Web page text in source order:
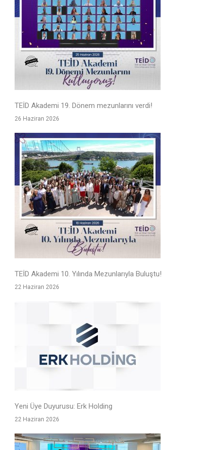
TEİD Akademi 19. Dönem mezunlarını verdi!
26 Haziran 2026
TEİD Akademi 10. Yılında Mezunlarıyla Buluştu!
22 Haziran 2026
Yeni Üye Duyurusu: Erk Holding
22 Haziran 2026